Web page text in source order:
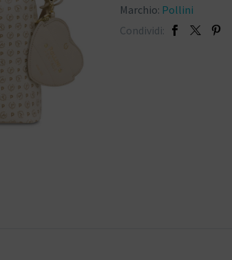
Marchio: Pollini
Condividi: